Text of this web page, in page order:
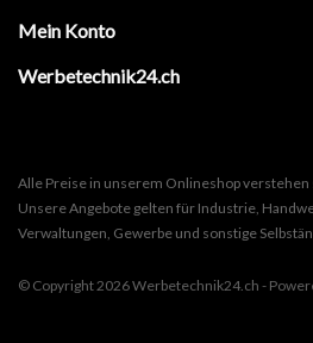
Mein Konto
Werbetechnik24.ch
Alle Preise in unserem Onlineshop verstehen
Unsere Angebote gelten für Industrie,
Verwaltungen, Gewerbe und sonstige
© Copyright 2026 Werbetechnik24.ch -